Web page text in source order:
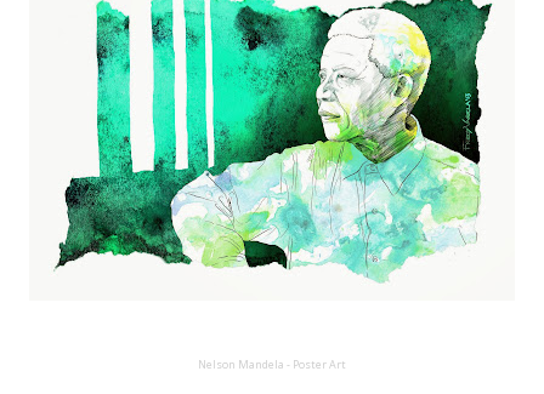
Nelson Mandela - Poster Art